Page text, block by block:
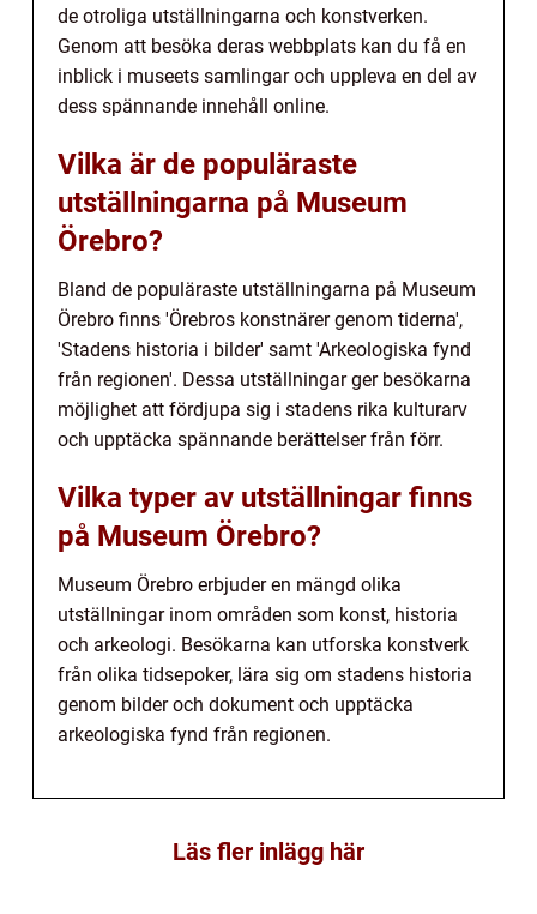
de otroliga utställningarna och konstverken.
Genom att besöka deras webbplats kan du få en
inblick i museets samlingar och uppleva en del av
dess spännande innehåll online.
Vilka är de populäraste
utställningarna på Museum
Örebro?
Bland de populäraste utställningarna på Museum
Örebro finns 'Örebros konstnärer genom tiderna',
'Stadens historia i bilder' samt 'Arkeologiska fynd
från regionen'. Dessa utställningar ger besökarna
möjlighet att fördjupa sig i stadens rika kulturarv
och upptäcka spännande berättelser från förr.
Vilka typer av utställningar finns
på Museum Örebro?
Museum Örebro erbjuder en mängd olika
utställningar inom områden som konst, historia
och arkeologi. Besökarna kan utforska konstverk
från olika tidsepoker, lära sig om stadens historia
genom bilder och dokument och upptäcka
arkeologiska fynd från regionen.
Läs fler inlägg här